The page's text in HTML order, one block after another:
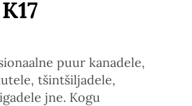
puur kanadele,
tšintšiljadele,
jne. Kogu